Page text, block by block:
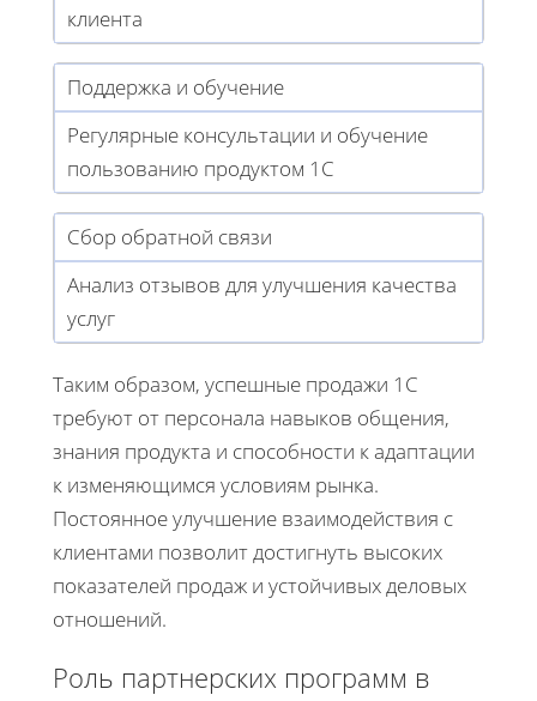
клиента
Поддержка и обучение
Регулярные консультации и обучение
пользованию продуктом 1С
Сбор обратной связи
Анализ отзывов для улучшения качества
услуг
Таким образом, успешные продажи 1С
требуют от персонала навыков общения,
знания продукта и способности к адаптации
к изменяющимся условиям рынка.
Постоянное улучшение взаимодействия с
клиентами позволит достигнуть высоких
показателей продаж и устойчивых деловых
отношений.
Роль партнерских программ в